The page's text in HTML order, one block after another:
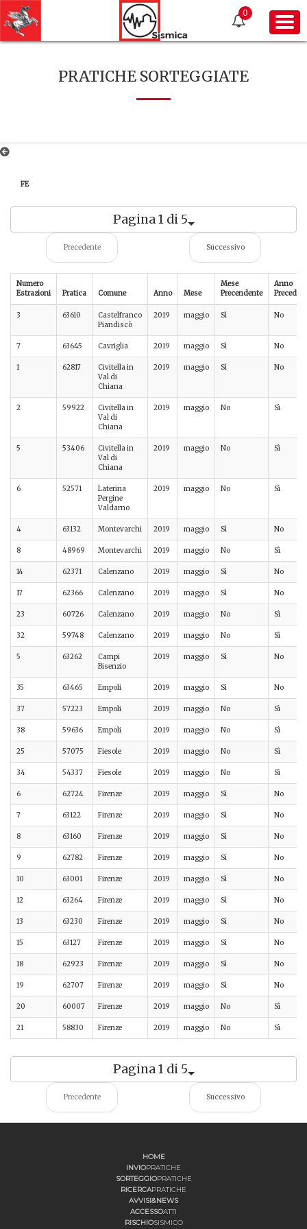
0
PRATICHE SORTEGGIATE
FE
Pagina 1 di 5
Precedente Successivo
Numero
Estrazioni
Pratica Comune Anno Mese
Mese
Precendente
Anno
3 63610
Castelfranco
Piandiscò
2019 maggio Sì No
7 63645 Cavriglia 2019 maggio Sì No
1 62817
Civitella in
Val di
Chiana
2019 maggio Sì No
2 59922
Civitella in
Val di
Chiana
2019 maggio No Sì
5 53406
Civitella in
Val di
Chiana
2019 maggio No Sì
6 52571
Laterina
Pergine
Valdarno
2019 maggio No Sì
4 63132 Montevarchi 2019 maggio Sì No
8 48969 Montevarchi 2019 maggio No Sì
14 62371 Calenzano 2019 maggio Sì No
17 62366 Calenzano 2019 maggio Sì No
23 60726 Calenzano 2019 maggio No Sì
32 59748 Calenzano 2019 maggio No Sì
5 63262
Campi
Bisenzio
2019 maggio Sì No
35 63465 Empoli 2019 maggio Sì No
37 57223 Empoli 2019 maggio No Sì
38 59636 Empoli 2019 maggio No Sì
25 57075 Fiesole 2019 maggio No Sì
34 54337 Fiesole 2019 maggio No Sì
6 62724 Firenze 2019 maggio Sì No
7 63122 Firenze 2019 maggio Sì No
8 63160 Firenze 2019 maggio Sì No
9 62782 Firenze 2019 maggio Sì No
10 63001 Firenze 2019 maggio Sì No
12 63264 Firenze 2019 maggio Sì No
13 63230 Firenze 2019 maggio Sì No
15 63127 Firenze 2019 maggio Sì No
18 62923 Firenze 2019 maggio Sì No
19 62707 Firenze 2019 maggio Sì No
20 60007 Firenze 2019 maggio No Sì
21 58830 Firenze 2019 maggio No Sì
Pagina 1 di 5
Precedente Successivo
HOME
INVIOPRATICHE
SORTEGGIOPRATICHE
RICERCAPRATICHE
AVVISI&NEWS
ACCESSOATTI
RISCHIOSISMICO